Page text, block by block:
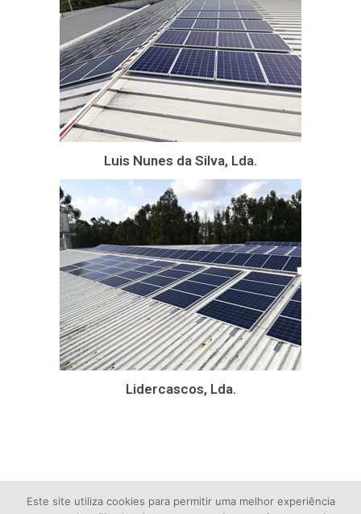
Luis Nunes da Silva, Lda.
Lidercascos, Lda.
Este site utiliza cookies para permitir uma melhor experiência